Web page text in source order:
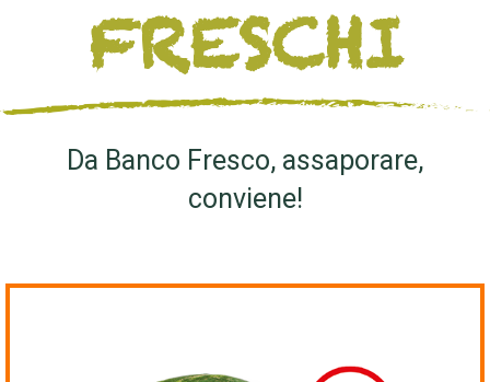
FRESCHI
Da Banco Fresco, assaporare,
conviene!